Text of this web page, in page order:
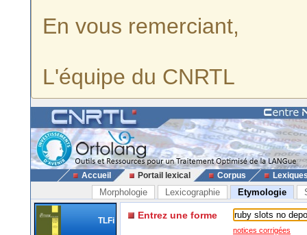
En vous remerciant,
L'équipe du CNRTL
Accueil Portail lexical Corpus
Morphologie Lexicographie Etymologie
TLFi Entrez une forme
notices corrigées